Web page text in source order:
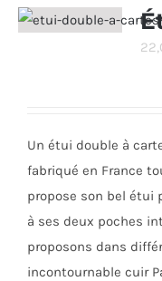
la
du
Un étui double à
fabriqué en France
propose son bel étui
à ses deux poches
proposons dans
incontournable cuir